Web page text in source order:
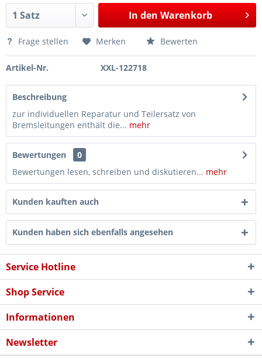
In den Warenkorb
Frage stellen Merken Bewerten
Artikel-Nr. XXL-122718
Beschreibung
zur individuellen Reparatur und Teilersatz von
Bremsleitungen enthält die... mehr
Bewertungen
0
Bewertungen lesen, schreiben und diskutieren... mehr
Kunden kauften auch
Kunden haben sich ebenfalls angesehen
Service Hotline
Shop Service
Informationen
Newsletter